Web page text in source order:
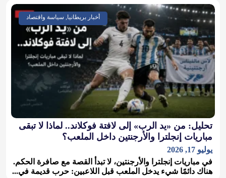
أخبار بريطانيا, سياسة واقتصاد
تحليل: من «يد الرب» إلى لافتة فوكلاند.. لماذا لا تبقى
مباريات إنجلترا والأرجنتين داخل الملعب؟
يوليو 17, 2026
في مباريات إنجلترا والأرجنتين، لا تبدأ القصة مع صافرة الحكم.
هناك دائمًا شيء يدخل الملعب قبل اللاعبين: حرب قديمة في...